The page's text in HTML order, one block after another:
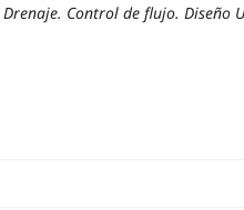
Drenaje. Control de flujo. Diseño